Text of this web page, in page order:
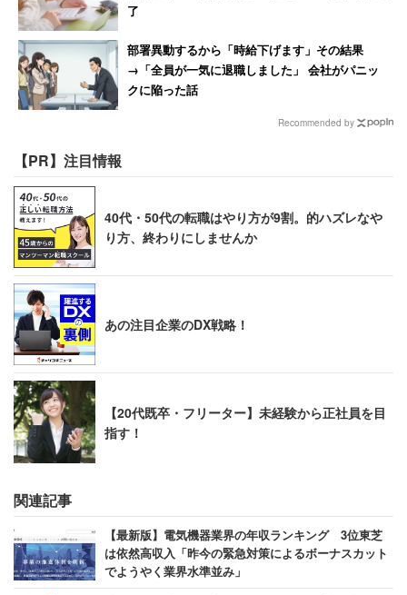
5位：ジェイテクト
～ステアリングの世界シェア圧倒的No1～
自動車部品・工作機械等のメーカーで、グローバルに事業
を展開するトヨタグループの「ジェイテクト」。ステアリ
ングの世界シェアは49.4％と5割近くを誇っている。2018
年の春闘では月1500円の賃金改善で妥結。口コミでは
「おおむね満足できる額をもらえると思います。ボーナス
に関しても比較的多くもらえます」（品質管理／50代後半
男性／年収850万円）、「入社4年目の自分にとっては満
足です。主任になると残業時間が関係ない裁量労働にな
り、手当が付きます」（研究開発／20代後半男性／年収
420万円）などの声が寄せられていた。
調査の対象は、『日経業界地図 2018年版』（日本経済新
聞出版社）の「工作機械」「造船重機・プラント」「建設
機械」に記載があり、対象期間中に「キャリコネ」に正社
員のユーザーから給与明細投稿が20件以上寄せられた企
了
部署異動するから「時給下げます」その結果
→「全員が一気に退職しました」 会社がパニッ
クに陥った話
Recommended by
【PR】注目情報
40代・50代の転職はやり方が9割。的ハズレなや
り方、終わりにしませんか
あの注目企業のDX戦略！
【20代既卒・フリーター】未経験から正社員を目
指す！
関連記事
【最新版】電気機器業界の年収ランキング 3位東芝
は依然高収入「昨今の緊急対策によるボーナスカット
でようやく業界水準並み」